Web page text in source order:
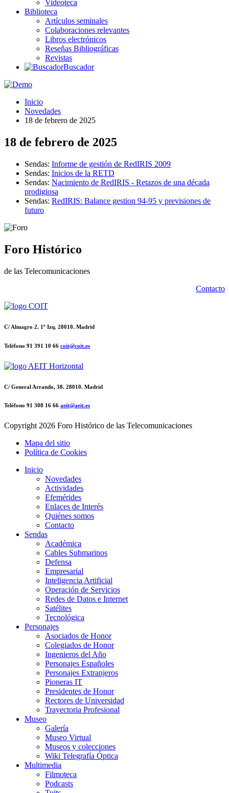
Videoteca
Biblioteca
Artículos seminales
Colaboraciones relevantes
Libros electrónicos
Reseñas Bibliográficas
Revistas
Buscador
Inicio
Novedades
18 de febrero de 2025
18 de febrero de 2025
Sendas: Informe de gestión de RedIRIS 2009
Sendas: Inicios de la RETD
Sendas: Nacimiento de RedIRIS - Retazos de una década
prodigiosa
Sendas: RedIRIS: Balance gestion 94-95 y previsiones de
futuro
Foro Histórico
de las Telecomunicaciones
Contacto
C/ Almagro 2. 1º Izq. 28010. Madrid
Teléfono 91 391 10 66 coit@coit.es
C/ General Arrando, 38. 28010. Madrid
Teléfono 91 308 16 66 aeit@aeit.es
Copyright2026 Foro Histórico de las Telecomunicaciones
Mapa del sitio
Política de Cookies
Inicio
Novedades
Actividades
Efemérides
Enlaces de Interés
Quiénes somos
Contacto
Sendas
Académica
Cables Submarinos
Defensa
Empresarial
Inteligencia Artificial
Operación de Servicios
Redes de Datos e Internet
Satélites
Tecnológica
Personajes
Asociados de Honor
Colegiados de Honor
Ingenieros del Año
Personajes Españoles
Personajes Extranjeros
Pioneras IT
Presidentes de Honor
Rectores de Universidad
Trayectoria Profesional
Museo
Galería
Museo Virtual
Museos y colecciones
Wiki Telegrafía Óptica
Multimedia
Filmoteca
Podcasts